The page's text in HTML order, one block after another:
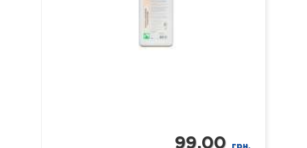
99.00